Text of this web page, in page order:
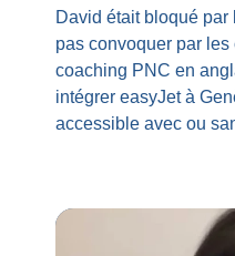
David était bloqué
pas convoquer par
coaching PNC en
intégrer easyJet à
accessible avec ou